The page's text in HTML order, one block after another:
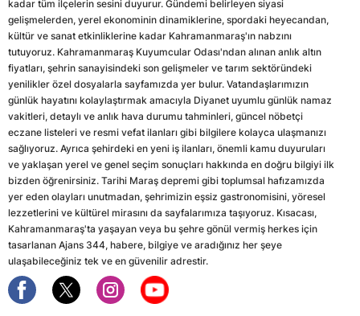
kadar tüm ilçelerin sesini duyurur. Gündemi belirleyen siyasi
gelişmelerden, yerel ekonominin dinamiklerine, spordaki heyecandan,
kültür ve sanat etkinliklerine kadar Kahramanmaraş'ın nabzını
tutuyoruz. Kahramanmaraş Kuyumcular Odası'ndan alınan anlık altın
fiyatları, şehrin sanayisindeki son gelişmeler ve tarım sektöründeki
yenilikler özel dosyalarla sayfamızda yer bulur. Vatandaşlarımızın
günlük hayatını kolaylaştırmak amacıyla Diyanet uyumlu günlük namaz
vakitleri, detaylı ve anlık hava durumu tahminleri, güncel nöbetçi
eczane listeleri ve resmi vefat ilanları gibi bilgilere kolayca ulaşmanızı
sağlıyoruz. Ayrıca şehirdeki en yeni iş ilanları, önemli kamu duyuruları
ve yaklaşan yerel ve genel seçim sonuçları hakkında en doğru bilgiyi ilk
bizden öğrenirsiniz. Tarihi Maraş depremi gibi toplumsal hafızamızda
yer eden olayları unutmadan, şehrimizin eşsiz gastronomisini, yöresel
lezzetlerini ve kültürel mirasını da sayfalarımıza taşıyoruz. Kısacası,
Kahramanmaraş'ta yaşayan veya bu şehre gönül vermiş herkes için
tasarlanan Ajans 344, habere, bilgiye ve aradığınız her şeye
ulaşabileceğiniz tek ve en güvenilir adrestir.